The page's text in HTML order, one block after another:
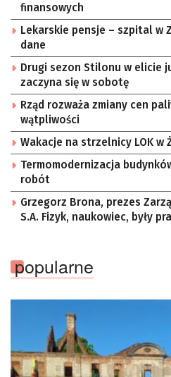
finansowych
Lekarskie pensje – szpital w
dane
Drugi sezon Stilonu w elicie
zaczyna się w sobotę
Rząd rozważa zmiany cen
wątpliwości
Wakacje na strzelnicy LOK w
Termomodernizacja
robót
Grzegorz Brona, prezes
S.A. Fizyk, naukowiec, były pracownik CERN w Genewie,
Sektorowej ds. Kompetencji
Kosmicznego oraz członek
popularne